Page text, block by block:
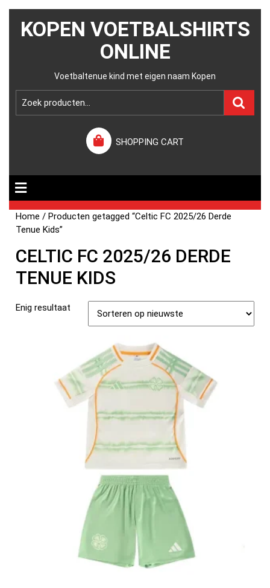
KOPEN VOETBALSHIRTS
ONLINE
Voetbaltenue kind met eigen naam Kopen
SHOPPING CART
Home / Producten getagged “Celtic FC 2025/26 Derde
Tenue Kids”
CELTIC FC 2025/26 DERDE
TENUE KIDS
Enig resultaat